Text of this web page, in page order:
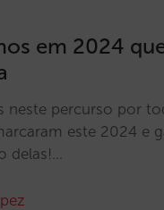
em 2024
neste percurso por
este 2024 e
delas!…